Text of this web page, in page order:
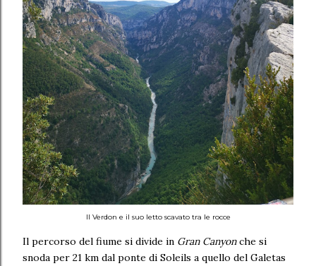
Il Verdon e il suo letto scavato tra le rocce
Il percorso del fiume si divide in Gran Canyonche si
snoda per 21 km dal ponte di Soleils a quello del Galetas